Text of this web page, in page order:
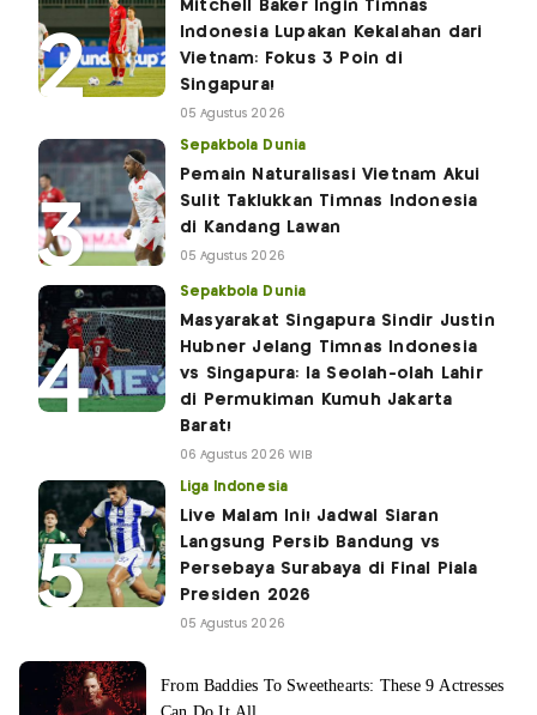
Mitchell Baker Ingin Timnas
Indonesia Lupakan Kekalahan dari
Vietnam: Fokus 3 Poin di
Singapura!
05 Agustus 2026
Sepakbola Dunia
Pemain Naturalisasi Vietnam Akui
Sulit Taklukkan Timnas Indonesia
di Kandang Lawan
05 Agustus 2026
Sepakbola Dunia
Masyarakat Singapura Sindir Justin
Hubner Jelang Timnas Indonesia
vs Singapura: Ia Seolah-olah Lahir
di Permukiman Kumuh Jakarta
Barat!
06 Agustus 2026 WIB
Liga Indonesia
Live Malam Ini! Jadwal Siaran
Langsung Persib Bandung vs
Persebaya Surabaya di Final Piala
Presiden 2026
05 Agustus 2026